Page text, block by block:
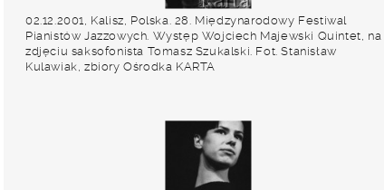
02.12.2001, Kalisz, Polska. 28. Międzynarodowy Festiwal
Pianistów Jazzowych. Występ Wojciech Majewski Quintet, na
zdjęciu saksofonista Tomasz Szukalski. Fot. Stanisław
Kulawiak, zbiory Ośrodka KARTA